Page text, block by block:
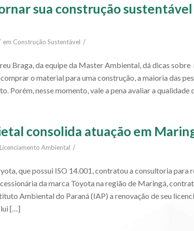
sua construção sustentável
em Construção Sustentável /
Braga, da equipe da Master Ambiental, dá dicas
o material para uma construção, a maioria das
Porém, nesse momento, vale a pena avaliar a qualidade
consolida atuação em
Licenciamento Ambiental /
que possui ISO 14.001, contratou a consultoria
da marca Toyota na região de Maringá,
Ambiental do Paraná (IAP) a renovação de seu
[…]